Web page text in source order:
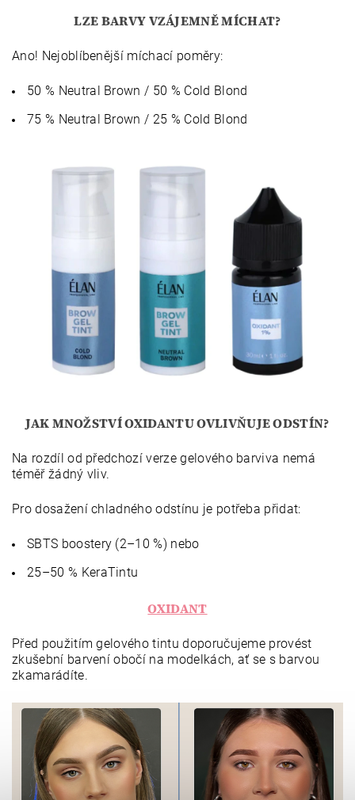
LZE BARVY VZÁJEMNĚ MÍCHAT?
Ano! Nejoblíbenější míchací poměry:
50 % Neutral Brown / 50 % Cold Blond
75 % Neutral Brown / 25 % Cold Blond
JAK MNOŽSTVÍ OXIDANTU OVLIVŇUJE ODSTÍN?
Na rozdíl od předchozí verze gelového barviva nemá
téměř žádný vliv.
Pro dosažení chladného odstínu je potřeba přidat:
SBTS boostery (2–10 %) nebo
25–50 % KeraTintu
OXIDANT
Před použitím gelového tintu doporučujeme provést
zkušební barvení obočí na modelkách, ať se s barvou
zkamarádíte.